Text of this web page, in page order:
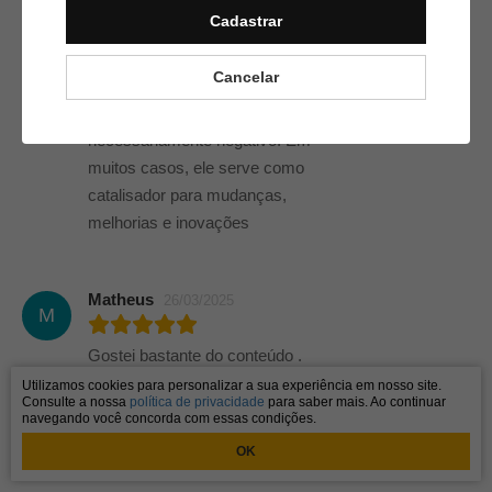
Cadastrar
Cancelar
necessidades, valores ou
objetivos incompatíveis. É
importante ressaltar que o
necessariamente negativo. Em
muitos casos, ele serve como
catalisador para mudanças,
melhorias e inovações
M
Matheus
Gostei bastante do conteúdo .
Utilizamos cookies para personalizar a sua experiência em nosso site.
Consulte a nossa política de privacidade para saber mais. Ao continuar
navegando você concorda com essas condições.
OK